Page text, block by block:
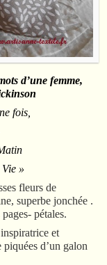
d’une femme,
fois,
»
fleurs de
superbe jonchée .
pétales.
et
d’un galon